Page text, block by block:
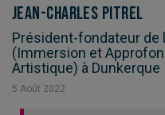
Jean-Charles Pitrel
Président-fondateur de
(Immersion et
Artistique) à Dunkerque
5 Août 2022